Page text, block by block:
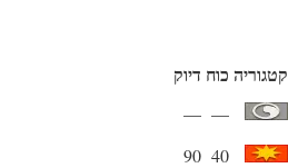
קטגוריה כוח דיוק
—
—
40
90